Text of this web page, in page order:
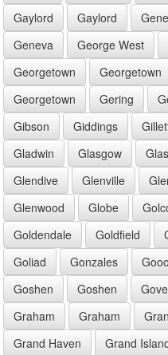
Gaylord
Gaylord
Geneva
George West
Georgetown
Georgetown
Georgetown
Gering
Gibson
Giddings
Gladwin
Glasgow
Glendive
Glenville
Glenwood
Globe
Goldendale
Goldfield
Goliad
Gonzales
Goshen
Goshen Gove
Graham
Graham
Grand Haven
Grand